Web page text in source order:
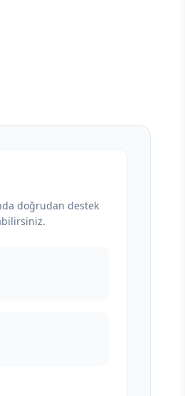
doğrudan destek